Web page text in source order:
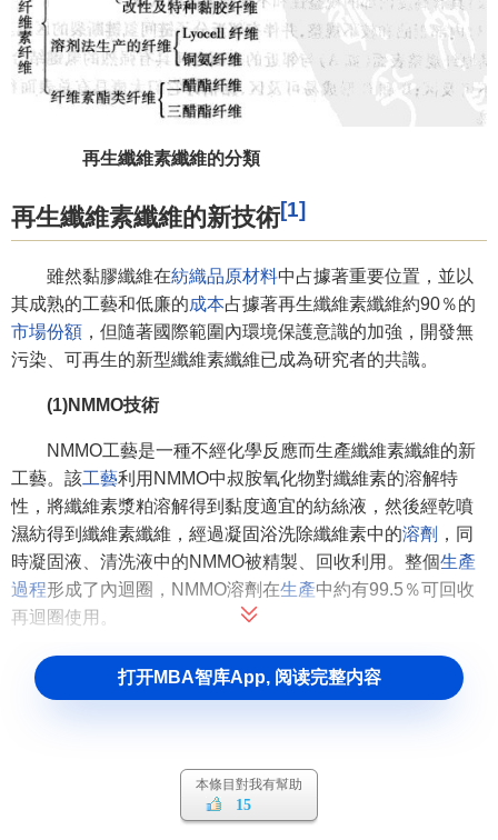
再生纖維素纖維的分類
再生纖維素纖維的新技術[1]
雖然黏膠纖維在紡織品原材料中占據著重要位置，並以
其成熟的工藝和低廉的成本占據著再生纖維素纖維約90％的
市場份額 ，但隨著國際範圍內環境保護意識的加強，開發無
污染、可再生的新型纖維素纖維已成為研究者的共識。
(1)NMMO技術
NMMO工藝是一種不經化學反應而生產纖維素纖維的新
工藝。該工藝利用NMMO中叔胺氧化物對纖維素的溶解特
性，將纖維素漿粕溶解得到黏度適宜的紡絲液，然後經乾噴
濕紡得到纖維素纖維，經過凝固浴洗除纖維素中的溶劑 ，同
時凝固液、清洗液中的NMMO被精製、回收利用。整個生產
過程形成了內迴圈，NMMO溶劑在生產中約有99.5％可回收
再迴圈使用。
NMMO技術於20世紀70年代由德國Enka公司開發，德國
AkzoNobel公司1978年取得了專利 ，1994年在德國建立了年
業化的大公司Lenzing公司已發展到15萬噸/年的
(2)纖維素氨基甲酸酯
打开MBA智库App, 阅读完整内容
本條目對我有幫助
15